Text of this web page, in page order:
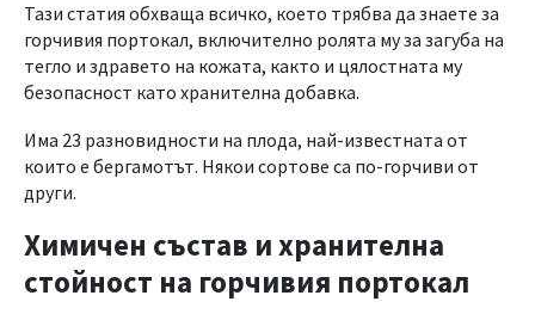
Тази статия обхваща всичко, което трябва да знаете за
горчивия портокал, включително ролята му за загуба на
тегло и здравето на кожата, както и цялостната му
безопасност като хранителна добавка.
Има 23 разновидности на плода, най-известната от
които е бергамотът. Някои сортове са по-горчиви от
други.
Химичен състав и хранителна
стойност на горчивия портокал